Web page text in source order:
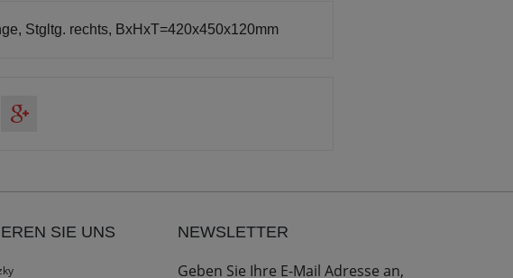
Stgltg. rechts, BxHxT=420x450x120mm
SIE UNS NEWSLETTER
Geben Sie Ihre E-Mail Adresse an,